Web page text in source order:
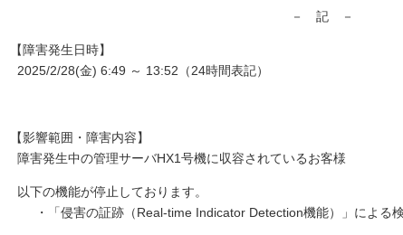
－ 記 －
【障害発生日時】
2025/2/28(金) 6:49 ～ 13:52（24時間表記）
【影響範囲・障害内容】
障害発生中の管理サーバHX1号機に収容されているお客様
以下の機能が停止しております。
・「侵害の証跡（Real-time Indicator Detection機能）」による